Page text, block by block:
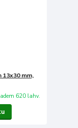
13x30 mm,
620 lahv.